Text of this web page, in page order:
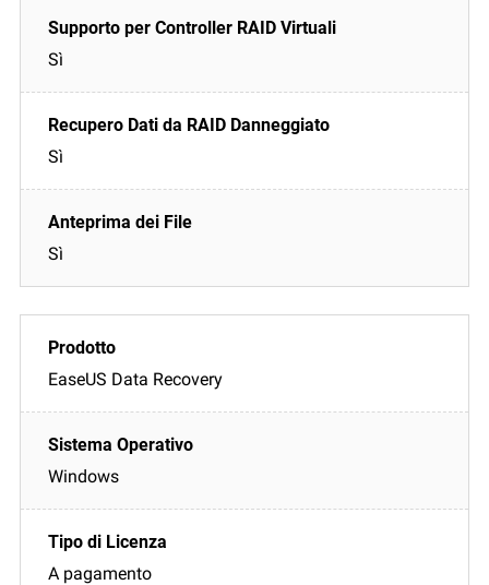
Sì
Sì
Sì
EaseUS Data Recovery
Windows
A pagamento